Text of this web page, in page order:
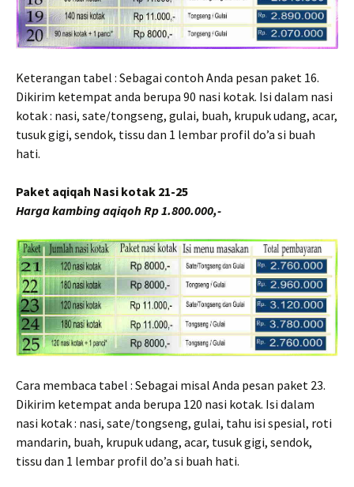
Keterangan tabel : Sebagai contoh Anda pesan paket 16.
Dikirim ketempat anda berupa 90 nasi kotak. Isi dalam nasi
kotak : nasi, sate/tongseng, gulai, buah, krupuk udang, acar,
tusuk gigi, sendok, tissu dan 1 lembar profil do’a si buah
hati.
Paket aqiqah Nasi kotak 21-25
Harga kambing aqiqoh Rp 1.800.000,-
Cara membaca tabel : Sebagai misal Anda pesan paket 23.
Dikirim ketempat anda berupa 120 nasi kotak. Isi dalam
nasi kotak : nasi, sate/tongseng, gulai, tahu isi spesial, roti
mandarin, buah, krupuk udang, acar, tusuk gigi, sendok,
tissu dan 1 lembar profil do’a si buah hati.